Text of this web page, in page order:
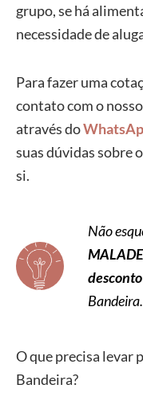
grupo, se há
necessidade de
Para fazer uma
contato com o
através do
suas dúvidas sobre
si.
Não
desconto
Bandeira.
O que precisa levar
Bandeira?